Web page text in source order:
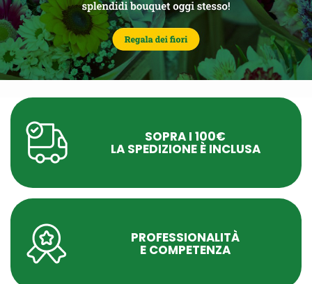
SOPRA I 100€
LA SPEDIZIONE È INCLUSA
PROFESSIONALITÀ
E COMPETENZA